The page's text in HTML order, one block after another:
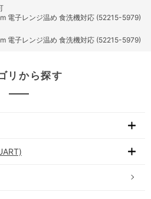
電子レンジ温め 食洗機対応 (52215-5979)
電子レンジ温め 食洗機対応 (52215-5979)
リから探す